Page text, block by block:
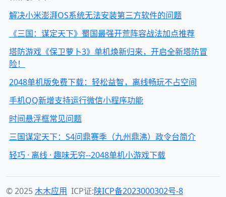
解决小米澎湃OS系统无法安装第三方软件的问题
《三国：谋定天下》蜀国最强开荒阵容战法加点推荐
塔防游戏《保卫萝卜3》单机焕新归来，开启全新塔防冒
险！
2048单机版免费下载：轻松益智，离线畅玩不占空间
手机QQ新增支持运行微信小程序功能
时间悬浮框常见问题
三国谋定天下：S4问鼎赛季（九州鼎沸）政令台简介
轻巧 · 离线 · 趣味无穷--2048单机小游戏下载
© 2025木木应用 ICP证:陕ICP备2023000302号-8